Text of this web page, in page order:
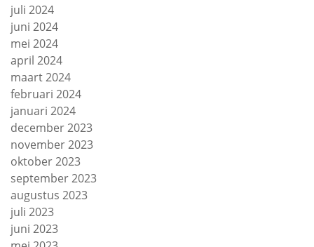
juli 2024
juni 2024
mei 2024
april 2024
maart 2024
februari 2024
januari 2024
december 2023
november 2023
oktober 2023
september 2023
augustus 2023
juli 2023
juni 2023